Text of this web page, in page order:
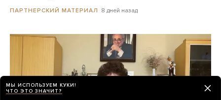
ПАРТНЕРСКИЙ МАТЕРИАЛ 8 дней назад
МЫ ИСПОЛЬЗУЕМ КУКИ!
ЧТО ЭТО ЗНАЧИТ?